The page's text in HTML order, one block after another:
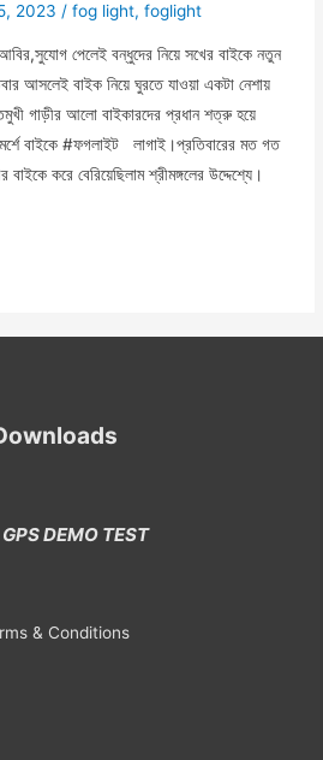
2023/fog light,foglight
পেলেই বন্ধুদের নিয়ে সখের বাইকে নতুন
আসলেই বাইক নিয়ে ঘুরতে যাওয়া একটা নেশায়
গাড়ীর আলো বাইকারদের প্রধান শত্রু হয়ে
বাইকে #ফগলাইট লাগাই।প্রতিবারের মত গত
করে বেরিয়েছিলাম শ্রীমঙ্গলের উদ্দেশ্যে।
GPS DEMO TEST
& Conditions